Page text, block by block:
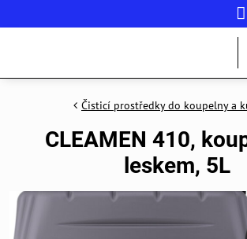
Čisticí prostředky do koupelny a
CLEAMEN 410,
leskem, 5L